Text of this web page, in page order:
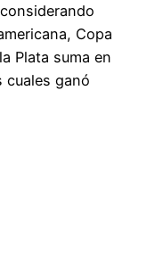
Copa
Plata suma en
cuales ganó